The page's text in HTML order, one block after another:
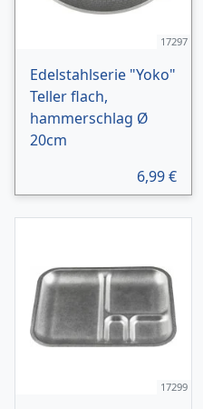
17297
Edelstahlserie "Yoko"
Teller flach,
hammerschlag Ø
20cm
6,99€
17299